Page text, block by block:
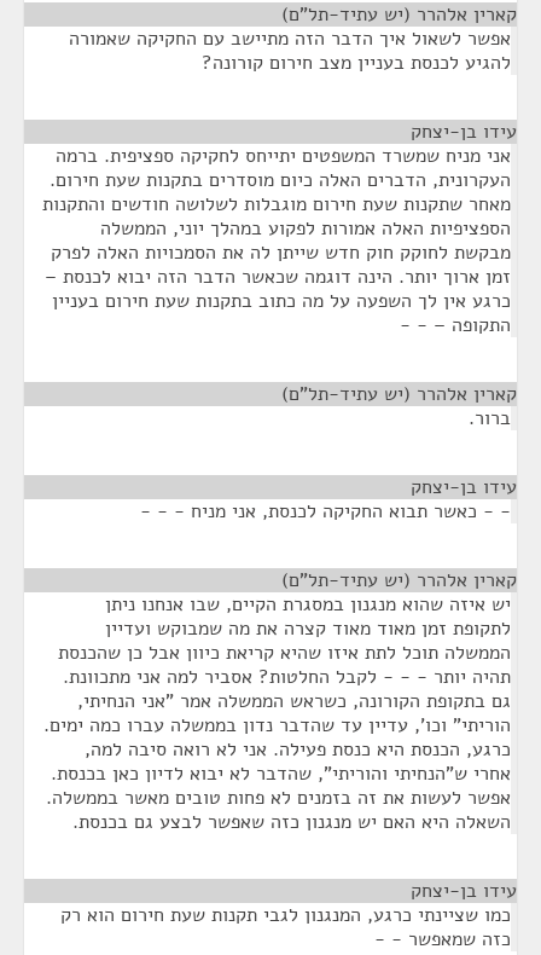
קארין אלהרר (יש עתיד-תל"ם)
אפשר לשאול איך הדבר הזה מתיישב עם החקיקה שאמורה
להגיע לכנסת בעניין מצב חירום קורונה?
עידו בן-יצחק
אני מניח שמשרד המשפטים יתייחס לחקיקה ספציפית. ברמה
העקרונית, הדברים האלה כיום מוסדרים בתקנות שעת חירום.
מאחר שתקנות שעת חירום מוגבלות לשלושה חודשים והתקנות
הספציפיות האלה אמורות לפקוע במהלך יוני, הממשלה
מבקשת לחוקק חוק חדש שייתן לה את הסמכויות האלה לפרק
זמן ארוך יותר. הינה דוגמה שכאשר הדבר הזה יבוא לכנסת –
כרגע אין לך השפעה על מה כתוב בתקנות שעת חירום בעניין
התקופה – - -
קארין אלהרר (יש עתיד-תל"ם)
ברור.
עידו בן-יצחק
- - כאשר תבוא החקיקה לכנסת, אני מניח - - -
קארין אלהרר (יש עתיד-תל"ם)
יש איזה שהוא מנגנון במסגרת הקיים, שבו אנחנו ניתן
לתקופת זמן מאוד מאוד קצרה את מה שמבוקש ועדיין
הממשלה תוכל לתת איזו שהיא קריאת כיוון אבל כן שהכנסת
תהיה יותר - - - לקבל החלטות? אסביר למה אני מתכוונת.
גם בתקופת הקורונה, כשראש הממשלה אמר "אני הנחיתי,
הוריתי" וכו', עדיין עד שהדבר נדון בממשלה עברו כמה ימים.
כרגע, הכנסת היא כנסת פעילה. אני לא רואה סיבה למה,
אחרי ש"הנחיתי והוריתי", שהדבר לא יבוא לדיון כאן בכנסת.
אפשר לעשות את זה בזמנים לא פחות טובים מאשר בממשלה.
השאלה היא האם יש מנגנון כזה שאפשר לבצע גם בכנסת.
עידו בן-יצחק
כמו שציינתי כרגע, המנגנון לגבי תקנות שעת חירום הוא רק
כזה שמאפשר - -